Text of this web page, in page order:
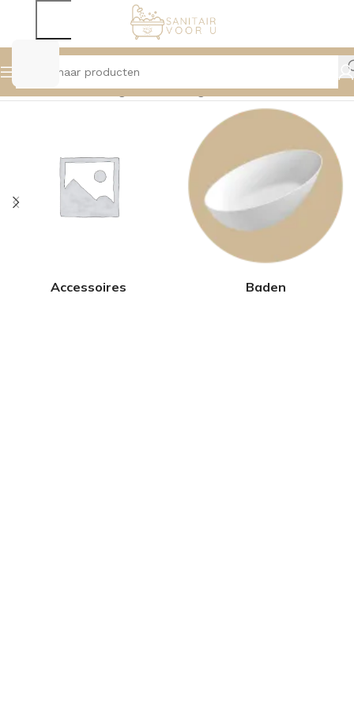
Home Product Hoogte 58cm Pagina 2
Accessoires Baden